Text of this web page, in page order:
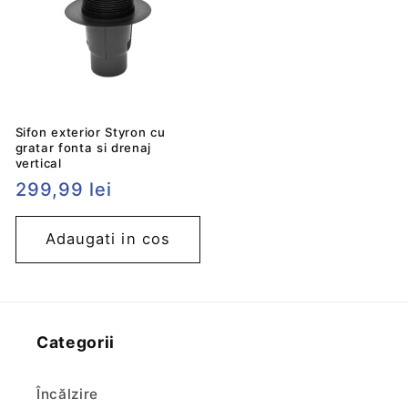
Sifon exterior Styron cu
gratar fonta si drenaj
vertical
Preț
obișnuit
299,99 lei
Adaugati in cos
Categorii
Încălzire